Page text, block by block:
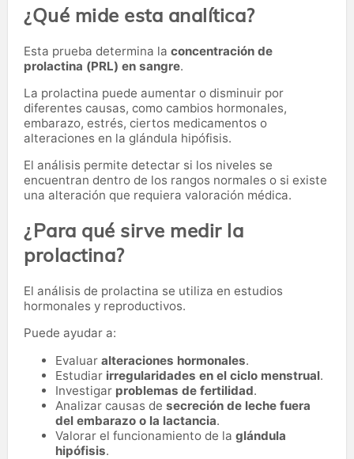
¿Qué mide esta analítica?
Esta prueba determina la concentración de
prolactina (PRL) en sangre.
La prolactina puede aumentar o disminuir por
diferentes causas, como cambios hormonales,
embarazo, estrés, ciertos medicamentos o
alteraciones en la glándula hipófisis.
El análisis permite detectar si los niveles se
encuentran dentro de los rangos normales o si existe
una alteración que requiera valoración médica.
¿Para qué sirve medir la
prolactina?
El análisis de prolactina se utiliza en estudios
hormonales y reproductivos.
Puede ayudar a:
Evaluar alteraciones hormonales.
Estudiar irregularidades en el ciclo menstrual.
Investigar problemas de fertilidad.
Analizar causas de secreción de leche fuera
del embarazo o la lactancia.
Valorar el funcionamiento de la glándula
hipófisis.